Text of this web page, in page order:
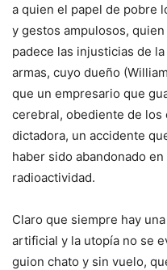
a quien el papel de pobre
y gestos ampulosos,
padece las injusticias de
armas, cuyo dueño
que un empresario que
cerebral, obediente de los
dictadora, un accidente
haber sido abandonado
radioactividad.
Claro que siempre hay
artificial y la utopía no se
guion chato y sin vuelo,